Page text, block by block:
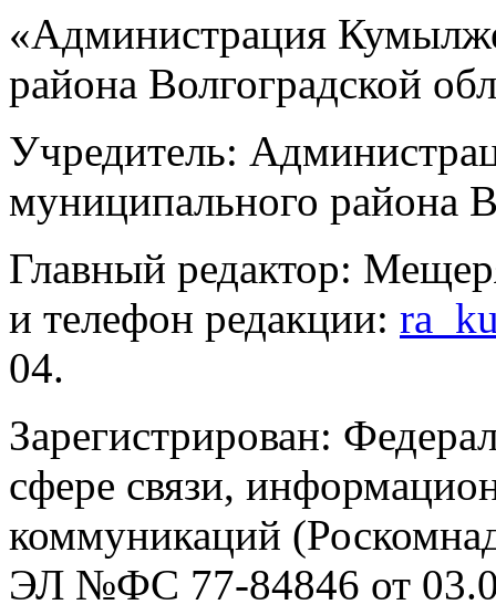
«Администрация
района Волгоградской
Учредитель:
муниципального района
Главный редактор:
и телефон редакции:
04.
Зарегистрирован:
сфере связи,
коммуникаций
ЭЛ №ФС 77-84846 от